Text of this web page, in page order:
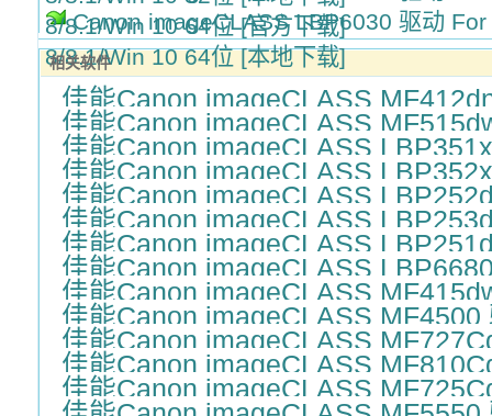
8/8.1/Win 10 64位 [官方下载]
Canon imageCLASS LBP6030 驱动
8/8.1/Win 10 64位 [本地下载]
相关软件
佳能Canon imageCLASS
佳能Canon imageCLASS
佳能Canon imageCLASS
佳能Canon imageCLASS
佳能Canon imageCLASS
佳能Canon imageCLASS
佳能Canon imageCLASS
佳能Canon imageCLASS
佳能Canon imageCLASS
佳能Canon imageCLASS MF4500
佳能Canon imageCLASS
佳能Canon imageCLASS
佳能Canon imageCLASS